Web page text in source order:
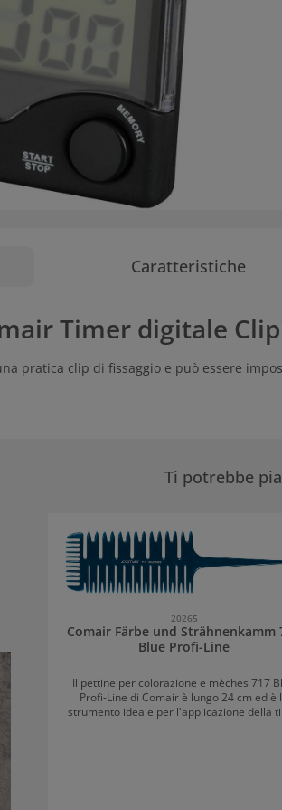
Caratteristiche
Timer digitale
pratica clip di fissaggio e può essere
Ti potrebbe
20265
Comair Färbe und Strähnenkamm
Blue Profi-Line
Il pettine per colorazione e mèches 717
Profi-Line di Comair è lungo 24 cm ed è
strumento ideale per l'applicazione della